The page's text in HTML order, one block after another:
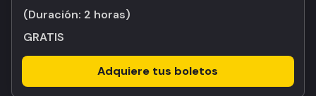
(Duración: 2 horas)
GRATIS
Adquiere tus boletos